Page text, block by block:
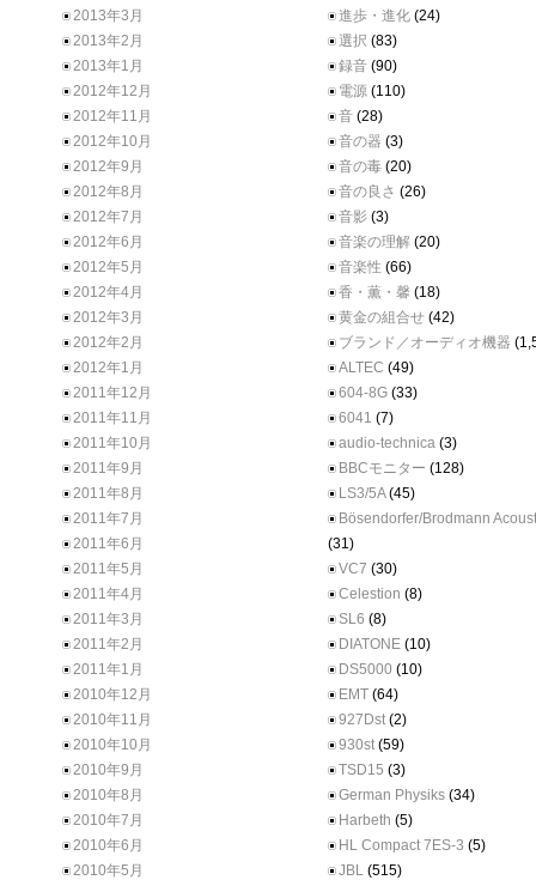
2013年3月
2013年2月
2013年1月
2012年12月
2012年11月
2012年10月
2012年9月
2012年8月
2012年7月
2012年6月
2012年5月
2012年4月
2012年3月
2012年2月
2012年1月
2011年12月
2011年11月
2011年10月
2011年9月
2011年8月
2011年7月
2011年6月
2011年5月
2011年4月
2011年3月
2011年2月
2011年1月
2010年12月
2010年11月
2010年10月
2010年9月
2010年8月
2010年7月
2010年6月
2010年5月
進歩・進化 (24)
選択 (83)
録音 (90)
電源 (110)
音 (28)
音の器 (3)
音の毒 (20)
音の良さ (26)
音影 (3)
音楽の理解 (20)
音楽性 (66)
香・薫・馨 (18)
黄金の組合せ (42)
ブランド／オーディオ機器
ALTEC (49)
604-8G (33)
6041 (7)
audio-technica (3)
BBCモニター (128)
LS3/5A(45)
Bösendorfer/Brodmann
(31)
VC7 (30)
Celestion (8)
SL6 (8)
DIATONE (10)
DS5000 (10)
EMT (64)
927Dst (2)
930st (59)
TSD15 (3)
German Physiks (34)
Harbeth (5)
HL Compact 7ES-3 (5)
JBL (515)